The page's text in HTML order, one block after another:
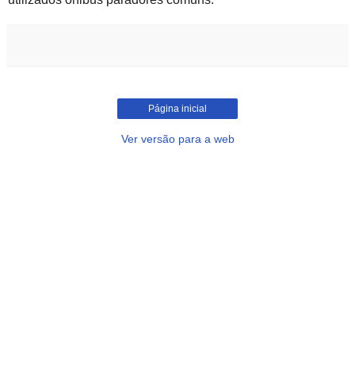
Página inicial
Ver versão para a web